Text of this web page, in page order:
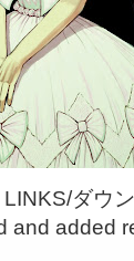
ダウ
and added